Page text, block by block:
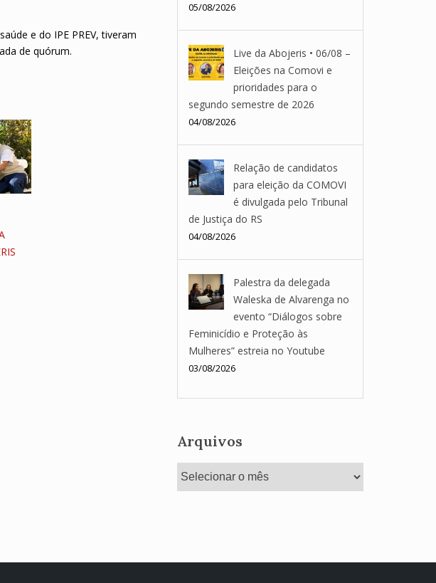
e do IPE PREV, tiveram
de quórum.
05/08/2026
Live da Abojeris • 06/08 –
Eleições na Comovi e
prioridades para o
segundo semestre de 2026
04/08/2026
Relação de candidatos
para eleição da COMOVI
é divulgada pelo Tribunal
de Justiça do RS
04/08/2026
Palestra da delegada
Waleska de Alvarenga no
evento “Diálogos sobre
Feminicídio e Proteção às
Mulheres” estreia no Youtube
03/08/2026
Arquivos
Arquivos